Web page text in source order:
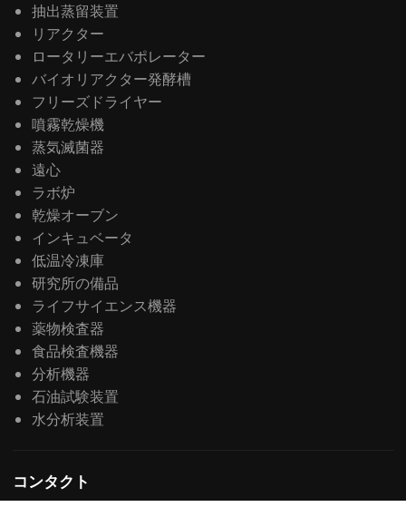
抽出蒸留装置
リアクター
ロータリーエバポレーター
バイオリアクター発酵槽
フリーズドライヤー
噴霧乾燥機
蒸気滅菌器
遠心
ラボ炉
乾燥オーブン
インキュベータ
低温冷凍庫
研究所の備品
ライフサイエンス機器
薬物検査器
食品検査機器
分析機器
石油試験装置
水分析装置
コンタクト